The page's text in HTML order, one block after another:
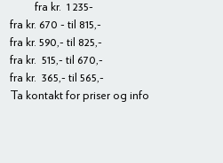
fra kr. 1 235-
fra kr. 670 - til 815,-
fra kr. 590,- til 825,-
fra kr. 515,- til 670,-
fra kr. 365,- til 565,-
Ta kontakt for priser og info